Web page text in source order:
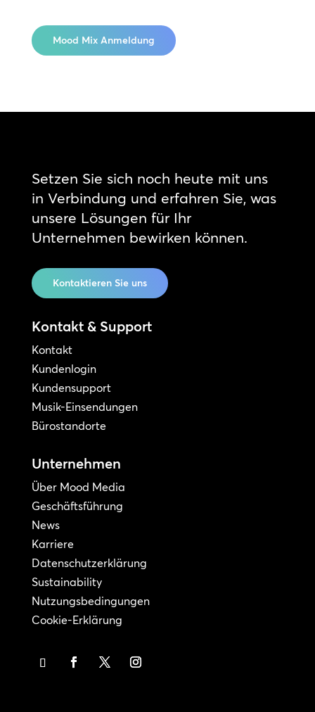
Mood Mix Anmeldung
Setzen Sie sich noch heute mit uns
in Verbindung und erfahren Sie, was
unsere Lösungen für Ihr
Unternehmen bewirken können.
Kontaktieren Sie uns
Kontakt & Support
Kontakt
Kundenlogin
Kundensupport
Musik-Einsendungen
Bürostandorte
Unternehmen
Über Mood Media
Geschäftsführung
News
Karriere
Datenschutzerklärung
Sustainability
Nutzungsbedingungen
Cookie-Erklärung